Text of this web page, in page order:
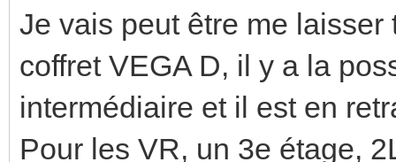
Je vais peut être me
coffret VEGA D, il y a la
intermédiaire et il est en
Pour les VR, un 3e étage,